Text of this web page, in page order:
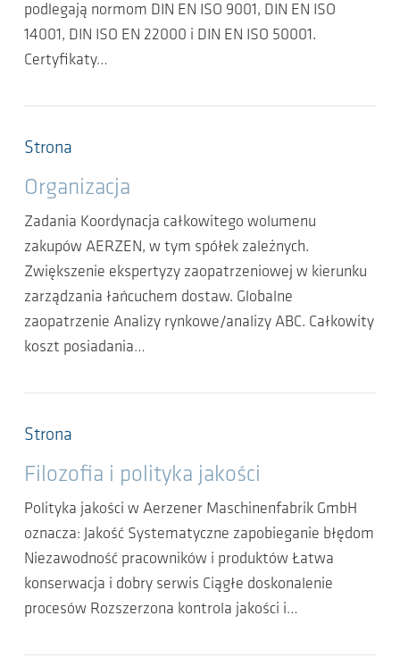
podlegają normom DIN EN ISO 9001, DIN EN ISO
14001, DIN ISO EN 22000 i DIN EN ISO 50001.
Certyfikaty…
Strona
Organizacja
Zadania Koordynacja całkowitego wolumenu
zakupów AERZEN, w tym spółek zależnych.
Zwiększenie ekspertyzy zaopatrzeniowej w kierunku
zarządzania łańcuchem dostaw. Globalne
zaopatrzenie Analizy rynkowe/analizy ABC. Całkowity
koszt posiadania…
Strona
Filozofia i polityka jakości
Polityka jakości w Aerzener Maschinenfabrik GmbH
oznacza: Jakość Systematyczne zapobieganie błędom
Niezawodność pracowników i produktów Łatwa
konserwacja i dobry serwis Ciągłe doskonalenie
procesów Rozszerzona kontrola jakości i…